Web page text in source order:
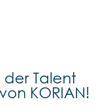
der Talent
KORIAN!